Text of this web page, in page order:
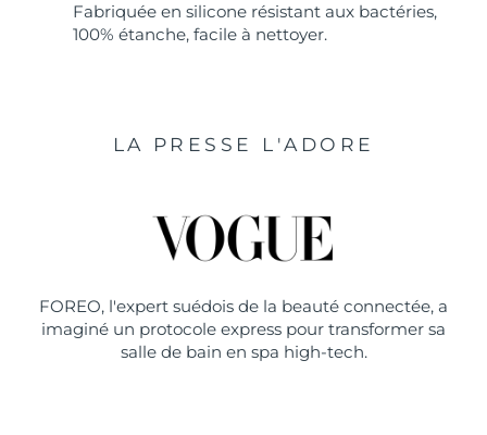
Fabriquée en silicone résistant aux bactéries,
100% étanche, facile à nettoyer.
LA PRESSE L'ADORE
FOREO, l'expert suédois de la beauté connectée, a
imaginé un protocole express pour transformer sa
salle de bain en spa high-tech.